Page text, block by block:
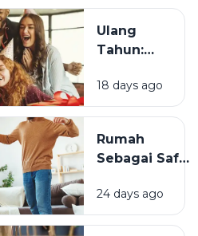
Ulang
Tahun:
Momen
Bertambah
Terasa
Istimewa?
18 days ago
Rumah
Sebagai Safe
Mengapa
Lingkungan
24 days ago